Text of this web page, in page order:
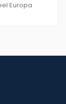
Europa